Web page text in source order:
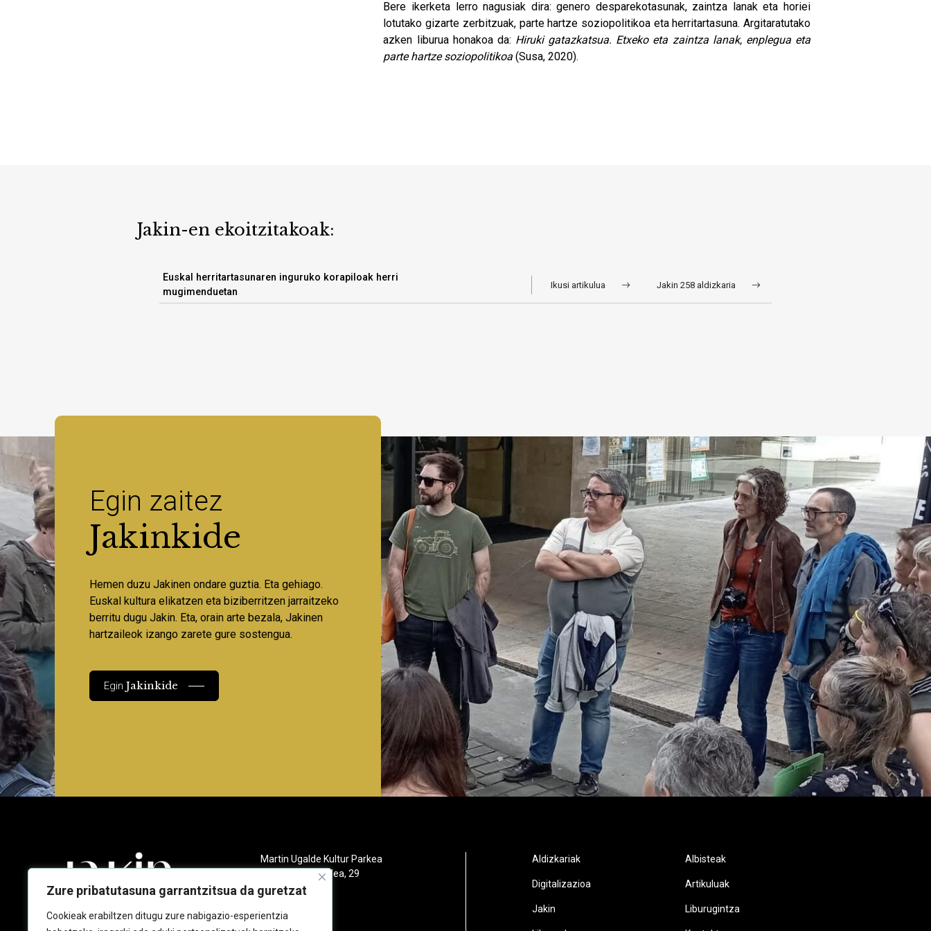
Zure pribatutasuna garrantzitsua da guretzat
Cookieak erabiltzen ditugu zure nabigazio-esperientzia
Bere ikerketa lerro nagusiak dira: genero desparekotasunak, zaintza lanak eta horiei
lotutako gizarte zerbitzuak, parte hartze soziopolitikoa eta herritartasuna. Argitaratutako
azken liburua honakoa da: Hiruki gatazkatsua. Etxeko eta zaintza lanak, enplegua eta
parte hartze soziopolitikoa (Susa, 2020).
Jakin-en ekoitzitakoak:
Euskal herritartasunaren inguruko korapiloak herri
mugimenduetan
Ikusi artikulua Jakin 258 aldizkaria
Egin zaitez
Jakinkide
Hemen duzu Jakinen ondare guztia. Eta gehiago.
Euskal kultura elikatzen eta biziberritzen jarraitzeko
berritu dugu Jakin. Eta, orain arte bezala, Jakinen
hartzaileok izango zarete gure sostengua.
EginJakinkide
Martin Ugalde Kultur Parkea
Gudarien etorbidea, 29
20140 Andoain
943 218 092
Aldizkariak
Digitalizazioa
Jakin
Albisteak
Artikuluak
Liburugintza